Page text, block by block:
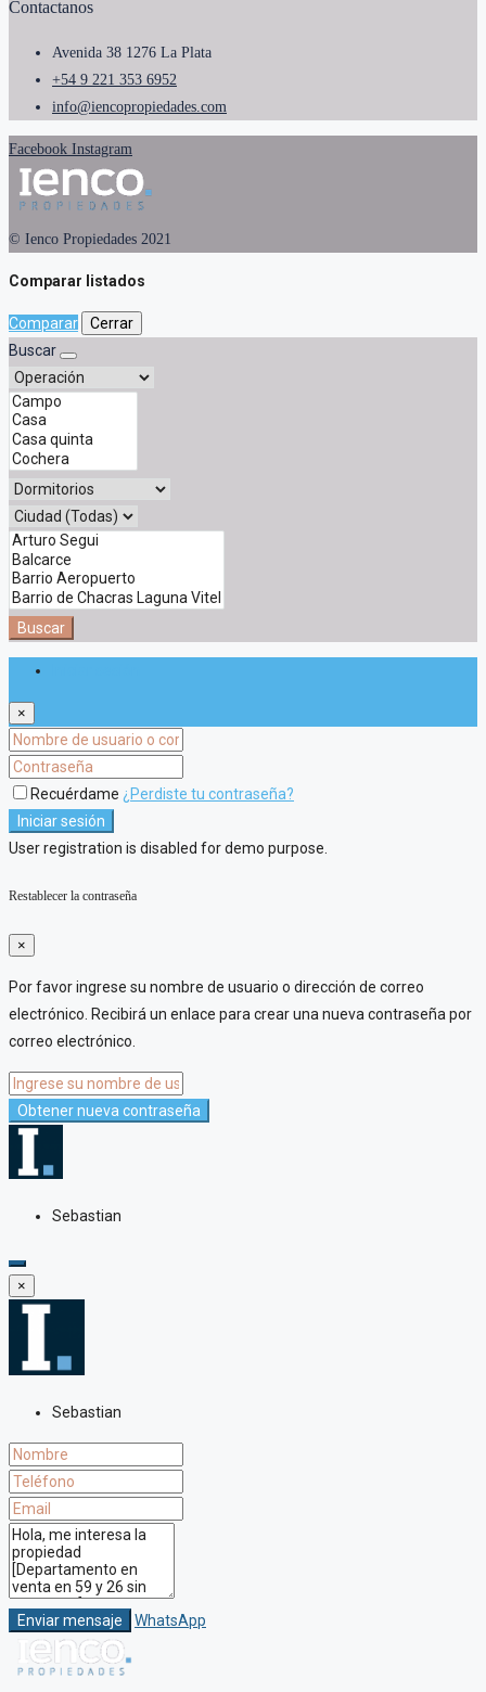
Contactanos
Avenida 38 1276 La Plata
+54 9 221 353 6952
info@iencopropiedades.com
Facebook Instagram
© Ienco Propiedades 2021
Comparar listados
Comparar
Cerrar
Buscar
Buscar
×
Recuérdame ¿Perdiste tu contraseña?
Iniciar sesión
User registration is disabled for demo purpose.
Restablecer la contraseña
×
Por favor ingrese su nombre de usuario o dirección de correo
electrónico. Recibirá un enlace para crear una nueva contraseña por
correo electrónico.
Obtener nueva contraseña
Sebastian
×
Sebastian
Enviar mensaje WhatsApp